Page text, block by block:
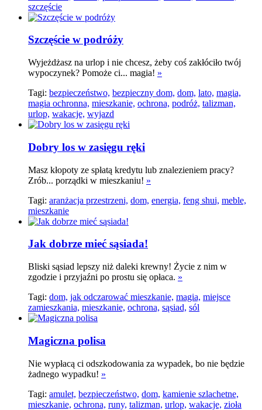
szczęście
Szczęście w podróży
Wyjeżdżasz na urlop i nie chcesz, żeby coś zakłóciło twój
wypoczynek? Pomoże ci... magia! »
Tagi: bezpieczeństwo, bezpieczny dom, dom, lato, magia,
magia ochronna, mieszkanie, ochrona, podróż, talizman,
urlop, wakacje, wyjazd
Dobry los w zasięgu ręki
Masz kłopoty ze spłatą kredytu lub znalezieniem pracy?
Zrób... porządki w mieszkaniu! »
Tagi: aranżacja przestrzeni, dom, energia, feng shui, meble,
mieszkanie
Jak dobrze mieć sąsiada!
Bliski sąsiad lepszy niż daleki krewny! Życie z nim w
zgodzie i przyjaźni po prostu się opłaca. »
Tagi: dom, jak odczarować mieszkanie, magia, miejsce
zamieszkania, mieszkanie, ochrona, sąsiad, sól
Magiczna polisa
Nie wypłacą ci odszkodowania za wypadek, bo nie będzie
żadnego wypadku! »
Tagi: amulet, bezpieczeństwo, dom, kamienie szlachetne,
mieszkanie, ochrona, runy, talizman, urlop, wakacje, zioła